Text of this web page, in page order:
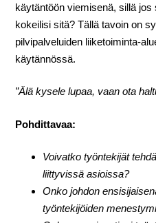
käytäntöön viemisenä, sillä
kokeilisi sitä? Tällä tavoin on
pilvipalveluiden liiketoiminta-
käytännössä.
”Älä kysele lupaa, vaan ota
Pohdittavaa:
Voivatko työntekijät
liittyvissä asioissa?
Onko johdon
työntekijöiden